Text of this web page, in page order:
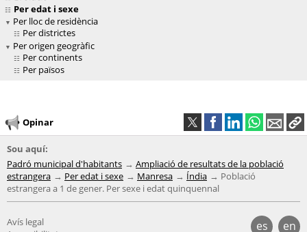
Per edat i sexe
Per lloc de residència
Per districtes
Per origen geogràfic
Per continents
Per països
Opinar
Sou aquí:
Padró municipal d'habitants
Ampliació de resultats de la població
estrangera
Per edat i sexe Manresa Índia
Població
estrangera a 1 de gener. Per sexe i edat quinquennal
es en
Avís legal